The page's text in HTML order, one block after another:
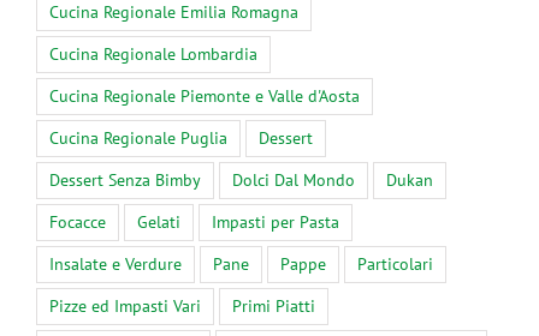
Cucina Regionale Emilia Romagna
Cucina Regionale Lombardia
Cucina Regionale Piemonte e Valle d'Aosta
Cucina Regionale Puglia
Dessert
Dessert Senza Bimby
Dolci Dal Mondo
Dukan
Focacce
Gelati
Impasti per Pasta
Insalate e Verdure
Pane Pappe
Particolari
Pizze ed Impasti Vari
Primi Piatti